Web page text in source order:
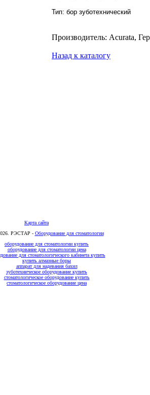
Тип: бор зуботехнический
Производитель: Acurata,
Назад к каталогу
Карта сайта
РЭСТАР - Оборудование для стоматологии
оборудование для стоматологии купить
оборудование для стоматологии цена
для стоматологического кабинета купить
купить алмазные боры
аппарат для надевания бахил
зуботехническое оборудование купить
стоматологическое оборудование купить
стоматологическое оборудование цена